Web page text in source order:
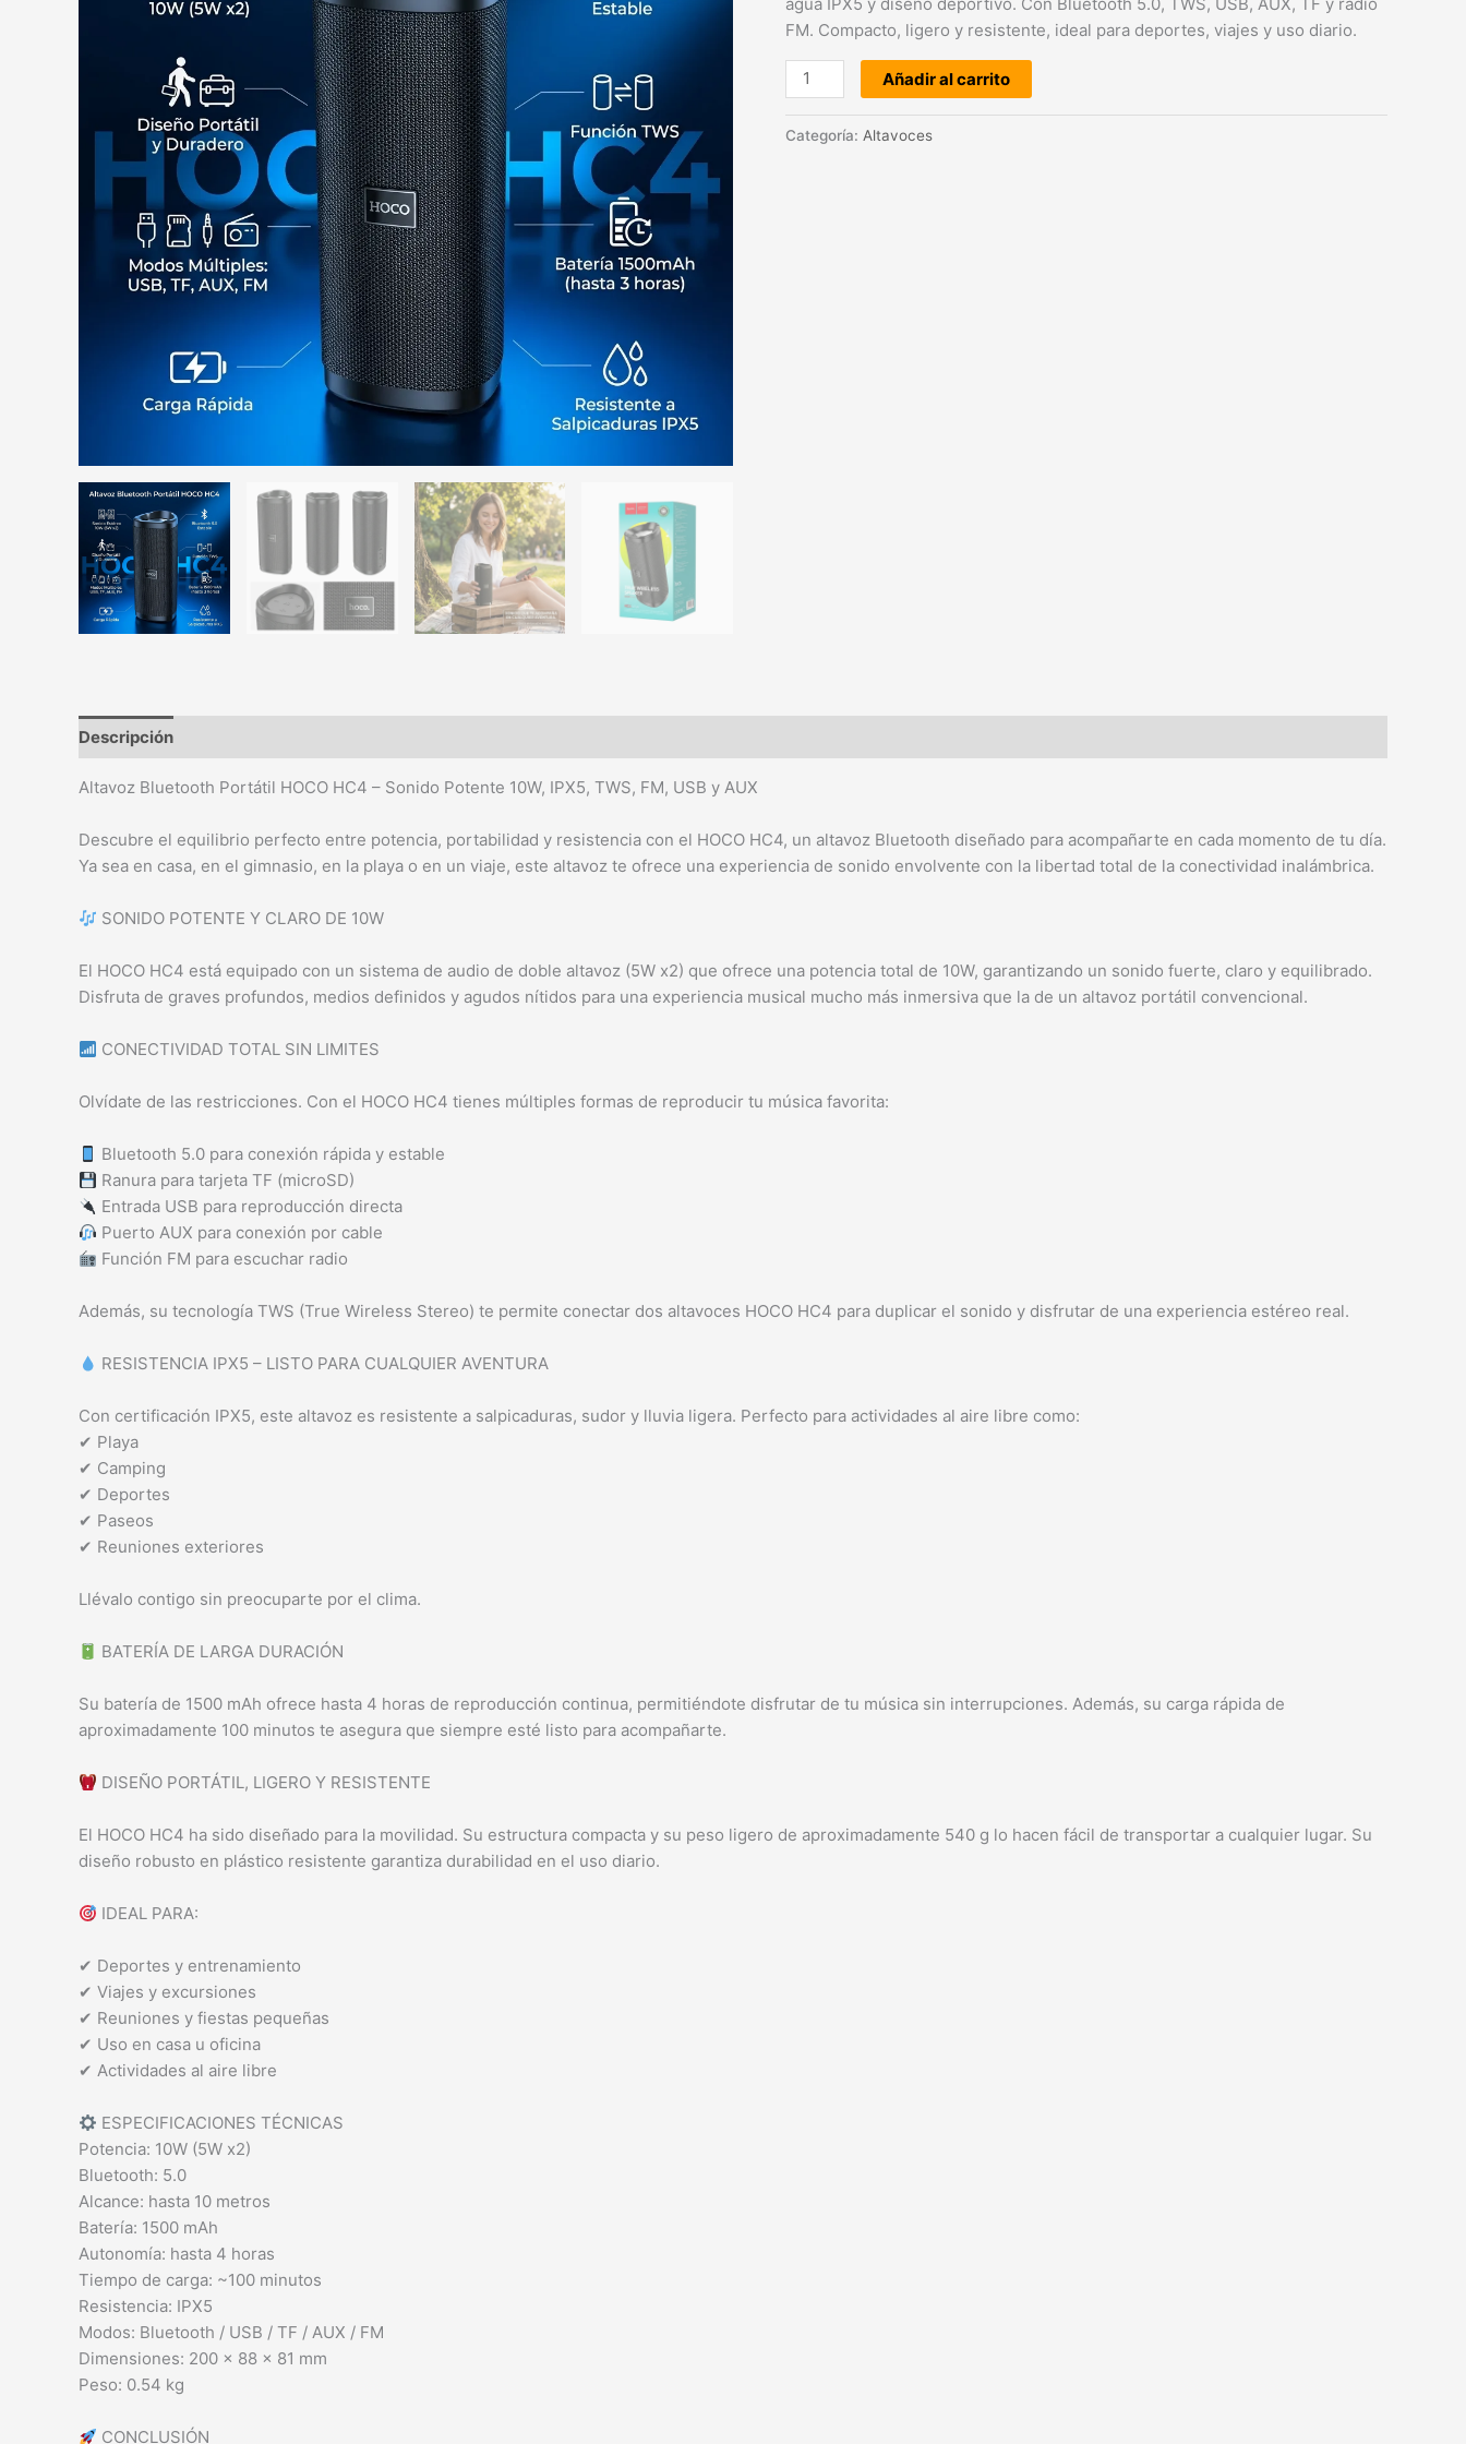
FM. Compacto, ligero y resistente, ideal para deportes, viajes y uso diario.
Añadir al carrito
Categoría: Altavoces
Descripción
Altavoz Bluetooth Portátil HOCO HC4 – Sonido Potente 10W, IPX5, TWS, FM, USB y AUX
Descubre el equilibrio perfecto entre potencia, portabilidad y resistencia con el HOCO HC4, un altavoz Bluetooth diseñado para acompañarte en cada momento de tu día.
Ya sea en casa, en el gimnasio, en la playa o en un viaje, este altavoz te ofrece una experiencia de sonido envolvente con la libertad total de la conectividad inalámbrica.
SONIDO POTENTE Y CLARO DE 10W
El HOCO HC4 está equipado con un sistema de audio de doble altavoz (5W x2) que ofrece una potencia total de 10W, garantizando un sonido fuerte, claro y equilibrado.
Disfruta de graves profundos, medios definidos y agudos nítidos para una experiencia musical mucho más inmersiva que la de un altavoz portátil convencional.
CONECTIVIDAD TOTAL SIN LIMITES
Olvídate de las restricciones. Con el HOCO HC4 tienes múltiples formas de reproducir tu música favorita:
Bluetooth 5.0 para conexión rápida y estable
Ranura para tarjeta TF (microSD)
Entrada USB para reproducción directa
Puerto AUX para conexión por cable
Función FM para escuchar radio
Además, su tecnología TWS (True Wireless Stereo) te permite conectar dos altavoces HOCO HC4 para duplicar el sonido y disfrutar de una experiencia estéreo real.
RESISTENCIA IPX5 – LISTO PARA CUALQUIER AVENTURA
Con certificación IPX5, este altavoz es resistente a salpicaduras, sudor y lluvia ligera. Perfecto para actividades al aire libre como:
✔ Playa
✔ Camping
✔ Deportes
✔ Paseos
✔ Reuniones exteriores
Llévalo contigo sin preocuparte por el clima.
BATERÍA DE LARGA DURACIÓN
Su batería de 1500 mAh ofrece hasta 4 horas de reproducción continua, permitiéndote disfrutar de tu música sin interrupciones. Además, su carga rápida de
aproximadamente 100 minutos te asegura que siempre esté listo para acompañarte.
DISEÑO PORTÁTIL, LIGERO Y RESISTENTE
El HOCO HC4 ha sido diseñado para la movilidad. Su estructura compacta y su peso ligero de aproximadamente 540 g lo hacen fácil de transportar a cualquier lugar. Su
diseño robusto en plástico resistente garantiza durabilidad en el uso diario.
IDEAL PARA:
✔ Deportes y entrenamiento
✔ Viajes y excursiones
✔ Reuniones y fiestas pequeñas
✔ Uso en casa u oficina
✔ Actividades al aire libre
ESPECIFICACIONES TÉCNICAS
Potencia: 10W (5W x2)
Bluetooth: 5.0
Alcance: hasta 10 metros
Batería: 1500 mAh
Autonomía: hasta 4 horas
Tiempo de carga: ~100 minutos
Resistencia: IPX5
Modos: Bluetooth / USB / TF / AUX / FM
Dimensiones: 200 × 88 × 81 mm
Peso: 0.54 kg
CONCLUSIÓN